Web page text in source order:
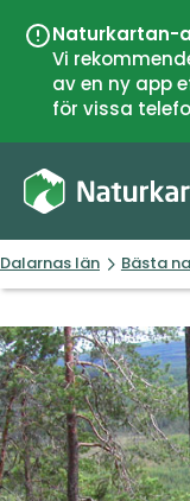
Naturkartan-
Vi
av en ny app
för vissa
Dalarnas län Bästa